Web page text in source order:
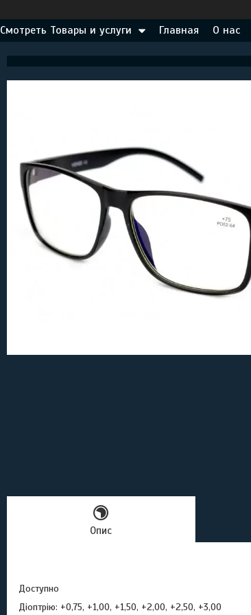
Смотреть Товары и услуги Главная О нас
Опис
Доступно
Діоптрію: +0,75, +1,00, +1,50, +2,00, +2,50, +3,00